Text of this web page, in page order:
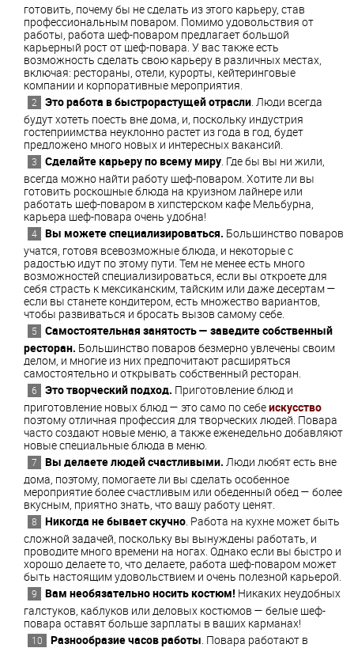
готовить, почему бы не сделать из этого карьеру, став
профессиональным поваром. Помимо удовольствия от
работы, работа шеф-поваром предлагает большой
карьерный рост от шеф-повара. У вас также есть
возможность сделать свою карьеру в различных местах,
включая: рестораны, отели, курорты, кейтеринговые
компании и корпоративные мероприятия.
Это работа в быстрорастущей отрасли . Люди всегда
будут хотеть поесть вне дома, и, поскольку индустрия
гостеприимства неуклонно растет из года в год, будет
предложено много новых и интересных вакансий.
Сделайте карьеру по всему миру . Где бы вы ни жили,
всегда можно найти работу шеф-поваром. Хотите ли вы
готовить роскошные блюда на круизном лайнере или
работать шеф-поваром в хипстерском кафе Мельбурна,
карьера шеф-повара очень удобна!
Вы можете специализироваться. Большинство поваров
учатся, готовя всевозможные блюда, и некоторые с
радостью идут по этому пути. Тем не менее есть много
возможностей специализироваться, если вы откроете для
себя страсть к мексиканским, тайским или даже десертам —
если вы станете кондитером, есть множество вариантов,
чтобы развиваться и бросать вызов самому себе.
Самостоятельная занятость — заведите собственный
ресторан. Большинство поваров безмерно увлечены своим
делом, и многие из них предпочитают расширяться
самостоятельно и открывать собственный ресторан.
Это творческий подход. Приготовление блюд и
приготовление новых блюд — это само по себеискусство
поэтому отличная профессия для творческих людей. Повара
часто создают новые меню, а также еженедельно добавляют
новые специальные блюда в меню.
Вы делаете людей счастливыми. Люди любят есть вне
дома, поэтому, помогаете ли вы сделать особенное
мероприятие более счастливым или обеденный обед — более
вкусным, приятно знать, что вашу работу ценят.
Никогда не бывает скучно . Работа на кухне может быть
сложной задачей, поскольку вы вынуждены работать, и
проводите много времени на ногах. Однако если вы быстро и
хорошо делаете то, что делаете, работа шеф-поваром может
быть настоящим удовольствием и очень полезной карьерой.
Вам необязательно носить костюм! Никаких неудобных
галстуков, каблуков или деловых костюмов — белые шеф-
повара оставят больше зарплаты в ваших карманах!
Разнообразие часов работы . Повара работают в